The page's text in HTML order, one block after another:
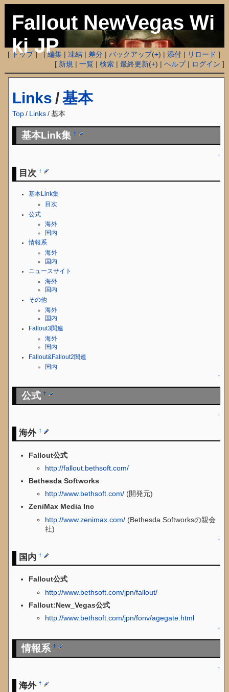
Fallout NewVegas Wi
ki JP
[ トップ] [編集 |凍結 | 差分 |バックアップ(+) |添付 | リロード ]
[ 新規 |一覧 |検索 |最終更新(+) |ヘルプ| ログイン ]
Links /基本
Top / Links/基本
基本Link集†
↑
目次†
基本Link集
目次
公式
海外
国内
情報系
海外
国内
ニュースサイト
海外
国内
その他
海外
国内
Fallout3関連
海外
国内
Fallout&Fallout2関連
国内
↑
公式†
↑
海外†
Fallout公式
http://fallout.bethsoft.com/
Bethesda Softworks
http://www.bethsoft.com/ (開発元)
ZeniMax Media Inc
http://www.zenimax.com/ (Bethesda Softworksの親会
社)
↑
国内†
Fallout公式
http://www.bethsoft.com/jpn/fallout/
Fallout:New_Vegas公式
http://www.bethsoft.com/jpn/fonv/agegate.html
↑
情報系†
↑
海外†